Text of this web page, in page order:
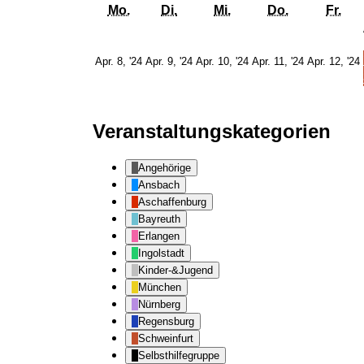
Mo. Montag
Di. Dienstag
Mi. Mittwoch
Do. Donnerstag
Fr.
Apr. 8, '248.Apr. 9, '249.Apr. 10, '2410.
Apr. 11, '2411.
Apr. 12, '24
Veranstaltungskategorien
Angehörige
Ansbach
Aschaffenburg
Bayreuth
Erlangen
Ingolstadt
Kinder-&Jugend
München
Nürnberg
Regensburg
Schweinfurt
Selbsthilfegruppe